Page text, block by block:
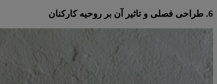
6. طراحی فصلی و تاثیر آن بر روحیه کارکنان